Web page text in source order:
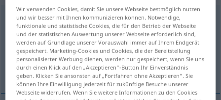
dikkerd [ˈdɪkərt]m <-s>
Übersicht aller Übersetzungen
(Für mehr Details die Übersetzung anklicken/antippen)
Dicker, Dickerchen
Wir verwenden Cookies, damit Sie unsere Webseite bestmöglich nutzen
und wir besser mit Ihnen kommunizieren können. Notwendige,
funktionale und statistische Cookies, die für den Betrieb der Webseite
und der statistischen Auswertung unserer Webseite erforderlich sind,
werden auf Grundlage unserer Vorauswahl immer auf Ihrem Endgerät
gespeichert. Marketing-Cookies und Cookies, die der Bereitstellung
personalisierter Werbung dienen, werden nur gespeichert, wenn Sie uns
durch einen Klick auf den „Akzeptieren“-Button Ihr Einverständnis
geben. Klicken Sie ansonsten auf „Fortfahren ohne Akzeptieren“. Sie
können Ihre Einwilligung jederzeit für zukünftige Besuche unserer
Webseite widerrufen. Wenn Sie weitere Informationen zu den Cookies